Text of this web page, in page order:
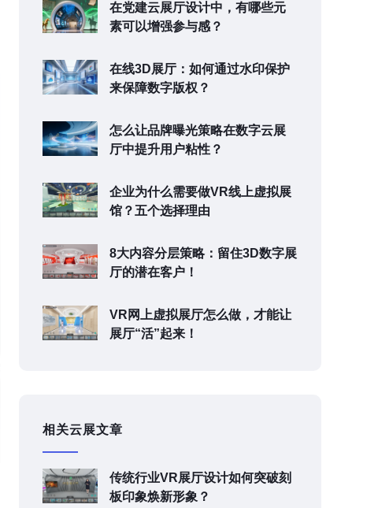
在党建云展厅设计中，有哪些元
素可以增强参与感？
在线3D展厅：如何通过水印保护
来保障数字版权？
怎么让品牌曝光策略在数字云展
厅中提升用户粘性？
企业为什么需要做VR线上虚拟展
馆？五个选择理由
8大内容分层策略：留住3D数字展
厅的潜在客户！
VR网上虚拟展厅怎么做，才能让
展厅“活”起来！
相关云展文章
传统行业VR展厅设计如何突破刻
板印象焕新形象？